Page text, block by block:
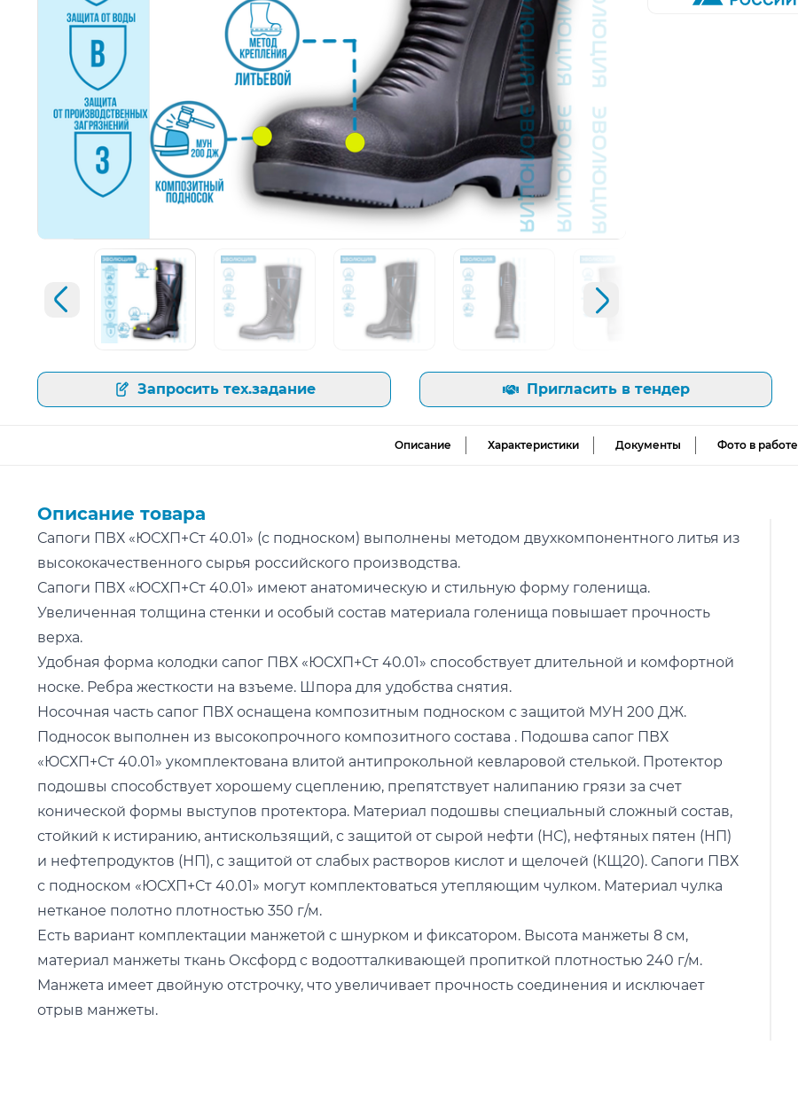
Открыть изображение
Предыдущий слайд
Следующий слайд
Открыть изображение
Увеличить изображение
Запросить тех.задание Пригласить в тендер
Описание Характеристики Документы Фото в работе
Описание товара
Сапоги ПВХ «ЮСХП+Ст 40.01» (с подноском) выполнены методом двухкомпонентного литья из
высококачественного сырья российского производства.
Сапоги ПВХ «ЮСХП+Ст 40.01» имеют анатомическую и стильную форму голенища.
Увеличенная толщина стенки и особый состав материала голенища повышает прочность
верха.
Удобная форма колодки сапог ПВХ «ЮСХП+Ст 40.01» способствует длительной и комфортной
носке. Ребра жесткости на взъеме. Шпора для удобства снятия.
Носочная часть сапог ПВХ оснащена композитным подноском с защитой МУН 200 ДЖ.
Подносок выполнен из высокопрочного композитного состава . Подошва сапог ПВХ
«ЮСХП+Ст 40.01» укомплектована влитой антипрокольной кевларовой стелькой. Протектор
подошвы способствует хорошему сцеплению, препятствует налипанию грязи за счет
конической формы выступов протектора. Материал подошвы специальный сложный состав,
стойкий к истиранию, антискользящий, с защитой от сырой нефти (НС), нефтяных пятен (НП)
и нефтепродуктов (НП), с защитой от слабых растворов кислот и щелочей (КЩ20). Сапоги ПВХ
с подноском «ЮСХП+Ст 40.01» могут комплектоваться утепляющим чулком. Материал чулка
нетканое полотно плотностью 350 г/м.
Есть вариант комплектации манжетой с шнурком и фиксатором. Высота манжеты 8 см,
материал манжеты ткань Оксфорд с водоотталкивающей пропиткой плотностью 240 г/м.
Манжета имеет двойную отстрочку, что увеличивает прочность соединения и исключает
отрыв манжеты.